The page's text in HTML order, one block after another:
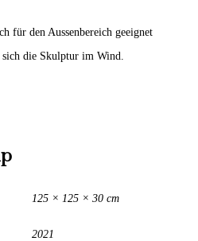
für den Aussenbereich geeignet
die Skulptur im Wind.
125 × 125 × 30 cm
2021